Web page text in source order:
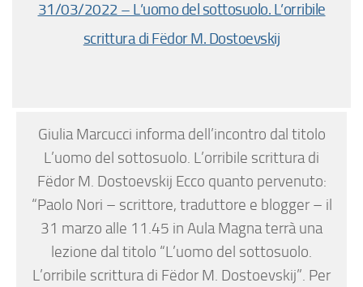
31/03/2022 – L’uomo del sottosuolo. L’orribile
scrittura di Fëdor M. Dostoevskij
Giulia Marcucci informa dell’incontro dal titolo
L’uomo del sottosuolo. L’orribile scrittura di
Fëdor M. Dostoevskij Ecco quanto pervenuto:
“Paolo Nori – scrittore, traduttore e blogger – il
31 marzo alle 11.45 in Aula Magna terrà una
lezione dal titolo “L’uomo del sottosuolo.
L’orribile scrittura di Fëdor M. Dostoevskij”. Per